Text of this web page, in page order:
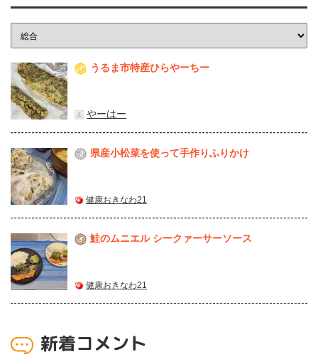
1 うるま市特産ひらやーちー
やーはー
2 県産⼩松菜を使って⼿作りふりかけ
健康おきなわ21
3 鮭のムニエル シークァーサーソース
健康おきなわ21
新着コメント